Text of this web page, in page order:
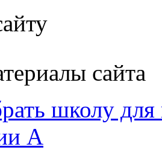
сайта
школу для
А